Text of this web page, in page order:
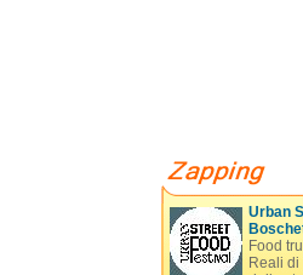
Urban
Food
Reali